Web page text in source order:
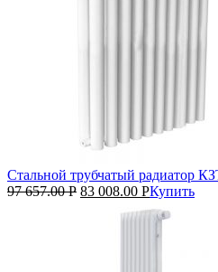
Стальной трубчатый радиатор
97 657.00Р 83 008.00 РКупить